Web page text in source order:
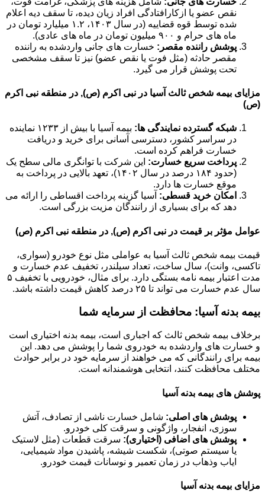
نقص عضو یا ازکارافتادگی افراد زیان دیده، تا سقف دیه اعلام
شده توسط قوه قضاییه (در سال ۱۴۰۳، ۱.۲ میلیارد تومان در
ماه های حرام و ۹۰۰ میلیون تومان در ماه های عادی).
پوشش راننده مقصر: خسارت های جانی واردشده به راننده
مقصر حادثه (مثل فوت یا نقص عضو) نیز تا سقف مشخصی
تحت پوشش قرار می گیرد.
مزایای بیمه شخص ثالث آسیا در نبی اکرم (ص), در منطقه نبی اکرم
(ص)
شبکه گسترده نمایندگی ها:
بیمه آسیا با بیش از ۱۲۳۳ نماینده
در سراسر کشور، دسترسی آسانی برای خرید و دریافت
خسارت فراهم کرده است.
پرداخت سریع خسارت: این شرکت با توانگری مالی سطح یک
(حدود ۱۸۴ درصد در سال ۱۴۰۲)، تعهد بالایی در پرداخت به
موقع خسارت ها دارد.
امکان خرید قسطی: آسیا گزینه پرداخت اقساطی را ارائه می
دهد که برای بسیاری از رانندگان مزیت بزرگی است.
عوامل مؤثر بر قیمت در نبی اکرم (ص), در منطقه نبی اکرم (ص)
قیمت بیمه شخص ثالث آسیا به عواملی مثل نوع خودرو (سواری،
تاکسی، وانت)، سال ساخت، تعداد سیلندر، تخفیف عدم خسارت و
مدت اعتبار بیمه نامه بستگی دارد. برای مثال، خودرویی با تخفیف ۵
سال عدم خسارت می تواند تا ۲۵ درصد کاهش قیمت داشته باشد.
بیمه بدنه آسیا: محافظت از سرمایه شما
برخلاف بیمه شخص ثالث که اجباری است، بیمه بدنه اختیاری است
و خسارت های واردشده به خودروی شما را پوشش می دهد. این
بیمه برای رانندگانی که می خواهند از سرمایه خود در برابر حوادث
مختلف محافظت کنند، انتخابی هوشمندانه است.
پوشش های بیمه بدنه آسیا
پوشش های اصلی: شامل خسارت ناشی از تصادف، آتش
سوزی، انفجار، واژگونی و سرقت کلی خودرو.
پوشش های اضافی (اختیاری): سرقت قطعات (مثل لاستیک
یا سیستم صوتی)، شکست شیشه، پاشیدن مواد شیمیایی،
ایاب وذهاب در زمان تعمیر و نوسانات قیمت خودرو.
مزایای بیمه بدنه آسیا